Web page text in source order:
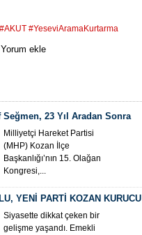
#YeseviAramaKurtarma
Yorum ekle
Seğmen, 23 Yıl Aradan Sonra
İlçe Başkanı Oldu
Milliyetçi Hareket Partisi
(MHP) Kozan İlçe
Başkanlığı’nın 15. Olağan
Kongresi,...
YENİ PARTİ KOZAN KURUCU
Siyasette dikkat çeken bir
gelişme yaşandı. Emekli